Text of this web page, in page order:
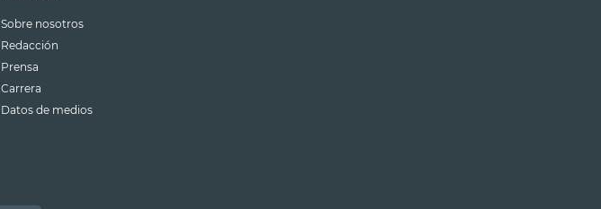
Sobre nosotros
Redacción
Prensa
Carrera
Datos de medios